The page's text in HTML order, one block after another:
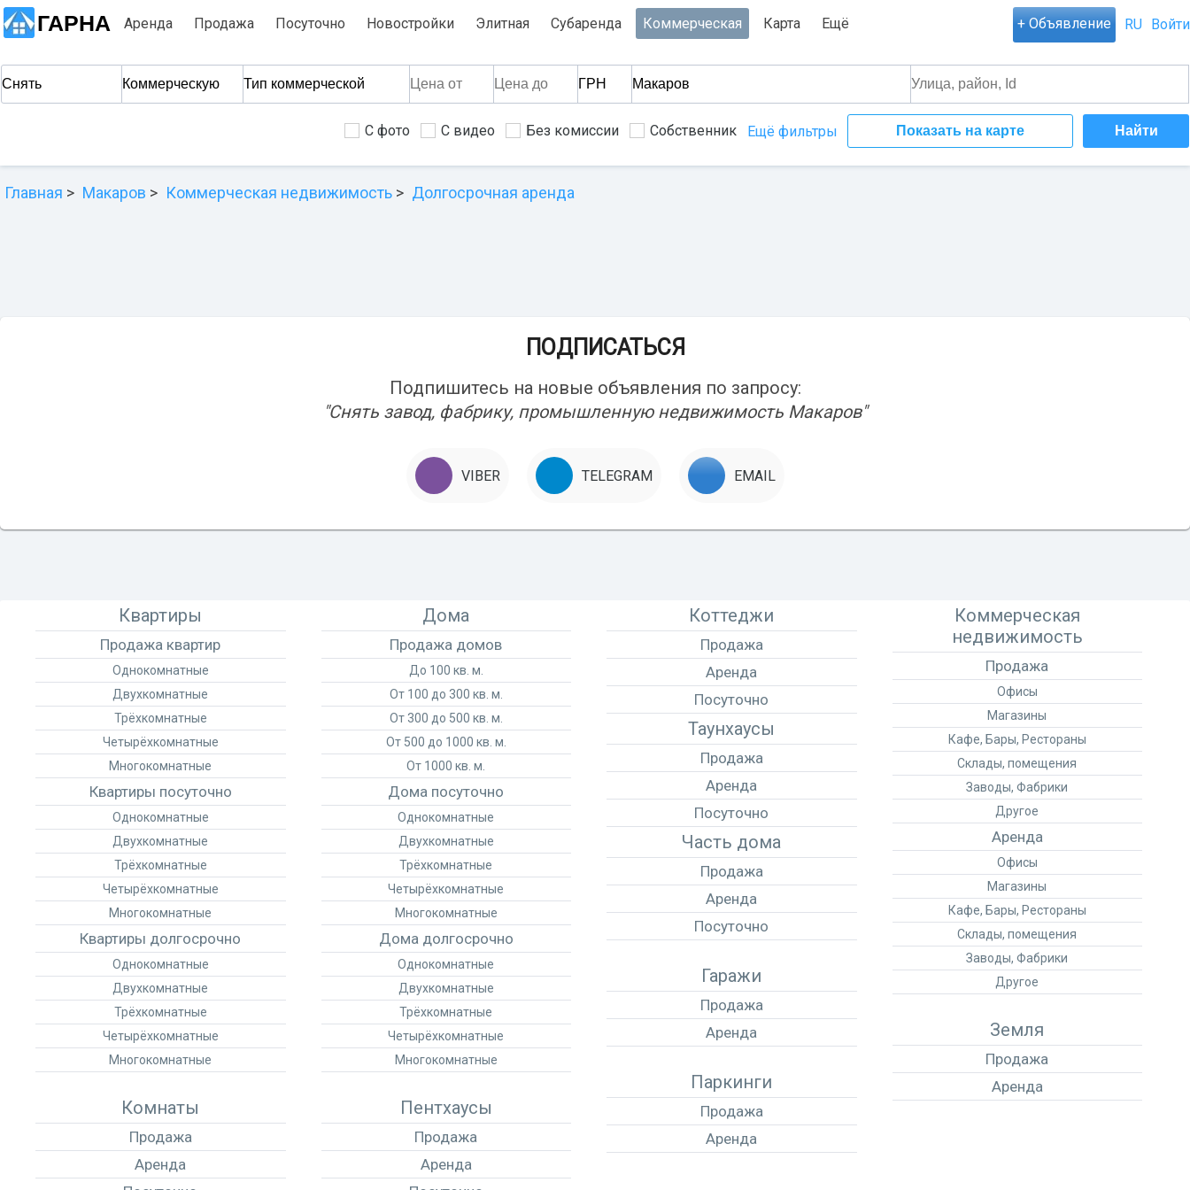
ГАРНА Аренда Продажа Посуточно Новостройки Элитная Субаренда Коммерческая Карта Ещё + Объявление RU Войти
С фото С видео Без комиссии Собственник Ещё фильтры Показать на карте
Главная Макаров Коммерческая недвижимость Долгосрочная аренда
ПОДПИСАТЬСЯ
Подпишитесь на новые объявления по запросу:
"Снять завод, фабрику, промышленную недвижимость Макаров"
VIBER TELEGRAM EMAIL
Квартиры
Продажа квартир
Однокомнатные
Двухкомнатные
Трёхкомнатные
Четырёхкомнатные
Многокомнатные
Квартиры посуточно
Однокомнатные
Двухкомнатные
Трёхкомнатные
Четырёхкомнатные
Многокомнатные
Квартиры долгосрочно
Однокомнатные
Двухкомнатные
Трёхкомнатные
Четырёхкомнатные
Многокомнатные
Комнаты
Продажа
Аренда
Дома
Продажа домов
До 100 кв. м.
От 100 до 300 кв. м.
От 300 до 500 кв. м.
От 500 до 1000 кв. м.
От 1000 кв. м.
Дома посуточно
Однокомнатные
Двухкомнатные
Трёхкомнатные
Четырёхкомнатные
Многокомнатные
Дома долгосрочно
Однокомнатные
Двухкомнатные
Трёхкомнатные
Четырёхкомнатные
Многокомнатные
Пентхаусы
Продажа
Аренда
Коттеджи
Продажа
Аренда
Посуточно
Таунхаусы
Продажа
Аренда
Посуточно
Часть дома
Продажа
Аренда
Посуточно
Гаражи
Продажа
Аренда
Паркинги
Продажа
Аренда
Коммерческая
недвижимость
Продажа
Офисы
Магазины
Кафе, Бары, Рестораны
Склады, помещения
Заводы, Фабрики
Другое
Аренда
Офисы
Магазины
Кафе, Бары, Рестораны
Склады, помещения
Заводы, Фабрики
Другое
Земля
Продажа
Аренда